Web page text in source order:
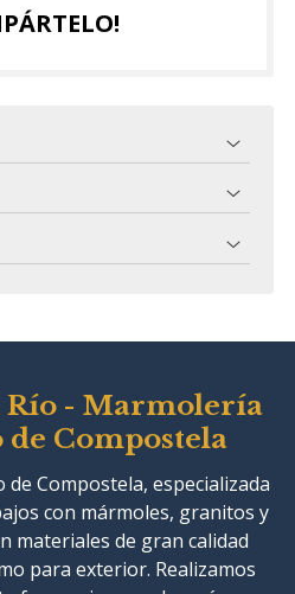
Río - Marmolería
de Compostela
Compostela, especializada
con mármoles, granitos y
materiales de gran calidad
para exterior. Realizamos